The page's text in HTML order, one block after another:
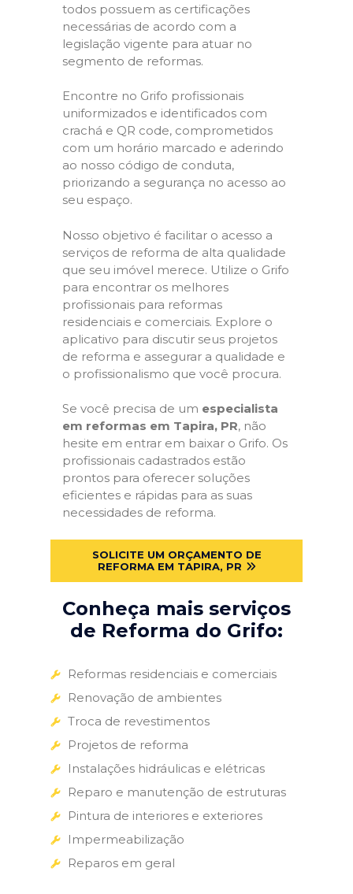
todos possuem as certificações
necessárias de acordo com a
legislação vigente para atuar no
segmento de reformas.
Encontre no Grifo profissionais
uniformizados e identificados com
crachá e QR code, comprometidos
com um horário marcado e aderindo
ao nosso código de conduta,
priorizando a segurança no acesso ao
seu espaço.
Nosso objetivo é facilitar o acesso a
serviços de reforma de alta qualidade
que seu imóvel merece. Utilize o Grifo
para encontrar os melhores
profissionais para reformas
residenciais e comerciais. Explore o
aplicativo para discutir seus projetos
de reforma e assegurar a qualidade e
o profissionalismo que você procura.
Se você precisa de um especialista
em reformas em Tapira, PR, não
hesite em entrar em baixar o Grifo. Os
profissionais cadastrados estão
prontos para oferecer soluções
eficientes e rápidas para as suas
necessidades de reforma.
SOLICITE UM ORÇAMENTO DE
REFORMA EM TAPIRA, PR
Conheça mais serviços
de Reforma do Grifo:
Reformas residenciais e comerciais
Renovação de ambientes
Troca de revestimentos
Projetos de reforma
Instalações hidráulicas e elétricas
Reparo e manutenção de estruturas
Pintura de interiores e exteriores
Impermeabilização
Reparos em geral